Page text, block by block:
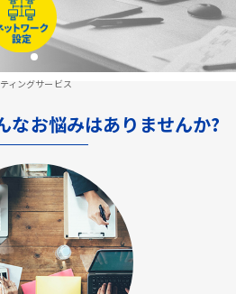
ィングサービス
なお悩みはありませんか?